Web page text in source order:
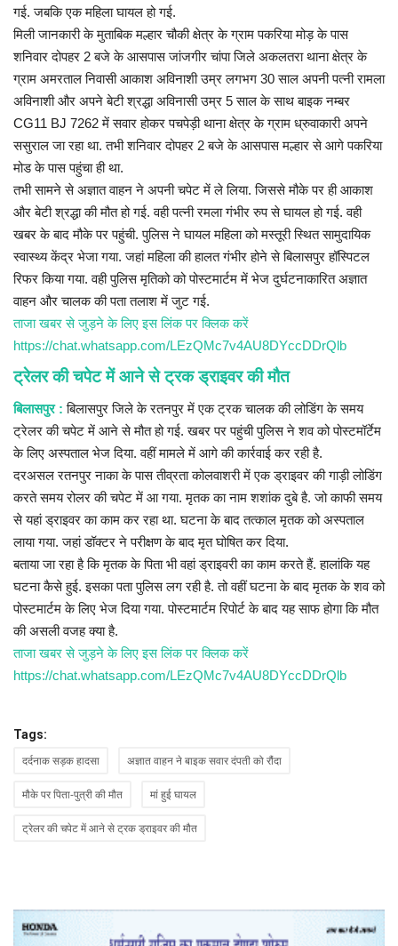
गई. जबकि एक महिला घायल हो गई.
मिली जानकारी के मुताबिक मल्हार चौकी क्षेत्र के ग्राम पकरिया मोड़ के पास
शनिवार दोपहर 2 बजे के आसपास जांजगीर चांपा जिले अकलतरा थाना क्षेत्र के
ग्राम अमरताल निवासी आकाश अविनाशी उम्र लगभग 30 साल अपनी पत्नी रामला
अविनाशी और अपने बेटी श्रद्धा अविनासी उम्र 5 साल के साथ बाइक नम्बर
CG11 BJ 7262 में सवार होकर पचपेड़ी थाना क्षेत्र के ग्राम ध्रुवाकारी अपने
ससुराल जा रहा था. तभी शनिवार दोपहर 2 बजे के आसपास मल्हार से आगे पकरिया
मोड के पास पहुंचा ही था.
तभी सामने से अज्ञात वाहन ने अपनी चपेट में ले लिया. जिससे मौके पर ही आकाश
और बेटी श्रद्धा की मौत हो गई. वही पत्नी रमला गंभीर रुप से घायल हो गई. वही
खबर के बाद मौके पर पहुंची. पुलिस ने घायल महिला को मस्तूरी स्थित सामुदायिक
स्वास्थ्य केंद्र भेजा गया. जहां महिला की हालत गंभीर होने से बिलासपुर हॉस्पिटल
रिफर किया गया. वही पुलिस मृतिको को पोस्टमार्टम में भेज दुर्घटनाकारित अज्ञात
वाहन और चालक की पता तलाश में जुट गई.
ताजा खबर से जुड़ने के लिए इस लिंक पर क्लिक करें
https://chat.whatsapp.com/LEzQMc7v4AU8DYccDDrQlb
ट्रेलर की चपेट में आने से ट्रक ड्राइवर की मौत
बिलासपुर : बिलासपुर जिले के रतनपुर में एक ट्रक चालक की लोडिंग के समय
ट्रेलर की चपेट में आने से मौत हो गई. खबर पर पहुंची पुलिस ने शव को पोस्टमॉर्टेम
के लिए अस्पताल भेज दिया. वहीं मामले में आगे की कार्रवाई कर रही है.
दरअसल रतनपुर नाका के पास तीव्रता कोलवाशरी में एक ड्राइवर की गाड़ी लोडिंग
करते समय रोलर की चपेट में आ गया. मृतक का नाम शशांक दुबे है. जो काफी समय
से यहां ड्राइवर का काम कर रहा था. घटना के बाद तत्काल मृतक को अस्पताल
लाया गया. जहां डॉक्टर ने परीक्षण के बाद मृत घोषित कर दिया.
बताया जा रहा है कि मृतक के पिता भी वहां ड्राइवरी का काम करते हैं. हालांकि यह
घटना कैसे हुई. इसका पता पुलिस लग रही है. तो वहीं घटना के बाद मृतक के शव को
पोस्टमार्टम के लिए भेज दिया गया. पोस्टमार्टम रिपोर्ट के बाद यह साफ होगा कि मौत
की असली वजह क्या है.
ताजा खबर से जुड़ने के लिए इस लिंक पर क्लिक करें
https://chat.whatsapp.com/LEzQMc7v4AU8DYccDDrQlb
Tags:
दर्दनाक सड़क हादसा अज्ञात वाहन ने बाइक सवार दंपती को रौंदा
मौके पर पिता-पुत्री की मौत मां हुई घायल
ट्रेलर की चपेट में आने से ट्रक ड्राइवर की मौत